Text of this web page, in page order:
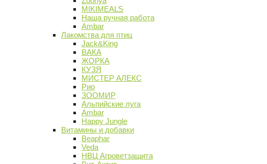
MIKIMEALS
Наша ручная работа
Ambar
Лакомства для птиц
Jack&King
ВАКА
ЖОРКА
КУЗЯ
МИСТЕР АЛЕКС
Рио
ЗООМИР
Альпийские луга
Ambar
Happy Jungle
Витамины и добавки
Beaphar
Veda
НВЦ Агроветзащита